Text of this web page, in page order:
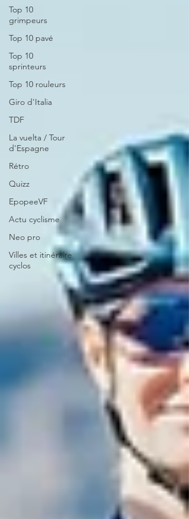
Top 10
grimpeurs
Top 10 pavé
Top 10
sprinteurs
Top 10 rouleurs
Giro d'Italia
TDF
La vuelta / Tour
d'Espagne
Rétro
Quizz
EpopeeVF
Actu cyclisme
Neo pro
Villes et itinéraire
cyclos